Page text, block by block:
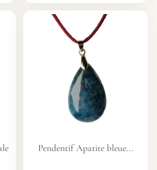
Pendentif Apatite bleue...